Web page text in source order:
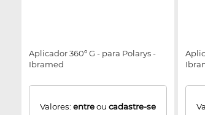
Aplicador 360º G - para Polarys -
Ibramed
Valores: entreou cadastre-se